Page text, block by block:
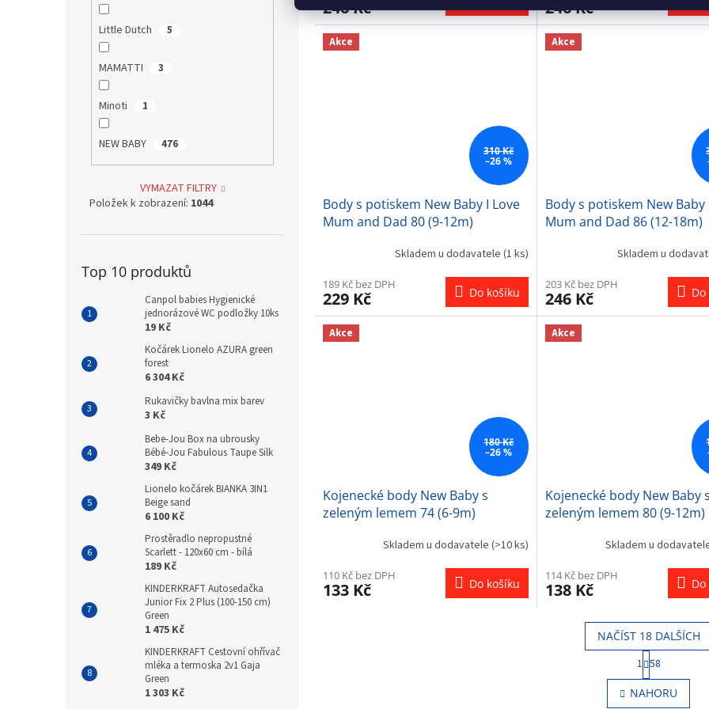
Little Dutch 5
MAMATTI 3
Minoti 1
NEW BABY 476
VYMAZAT FILTRY
Položek k zobrazení: 1044
Top 10 produktů
Canpol babies Hygienické
jednorázové WC podložky 10ks
19 Kč
Kočárek Lionelo AZURA green
forest
6 304 Kč
Rukavičky bavlna mix barev
3 Kč
Bebe-Jou Box na ubrousky
Bébé-Jou Fabulous Taupe Silk
349 Kč
Lionelo kočárek BIANKA 3IN1
Beige sand
6 100 Kč
Prostěradlo nepropustné
Scarlett - 120x60 cm - bílá
189 Kč
KINDERKRAFT Autosedačka
Junior Fix 2 Plus (100-150 cm)
Green
1 475 Kč
KINDERKRAFT Cestovní ohřívač
mléka a termoska 2v1 Gaja
Green
1 303 Kč
246 Kč 246 Kč
Akce
310 Kč
–26 %
Body s potiskem New Baby I Love
Mum and Dad 80 (9-12m)
Skladem u dodavatele (1 ks)
189 Kč bez DPH
229 Kč Do košíku
Akce
Body s potiskem New Baby
Mum and Dad 86 (12-18m)
Skladem u
203 Kč bez DPH
246 Kč
Akce
180 Kč
–26 %
Kojenecké body New Baby s
zeleným lemem 74 (6-9m)
Skladem u dodavatele (>10 ks)
110 Kč bez DPH
133 Kč Do košíku
Akce
Kojenecké body New Baby s
zeleným lemem 80 (9-12m)
Skladem u
114 Kč bez DPH
138 Kč
O
v
l
NAČÍST 18 DALŠÍCH
S
t
r
á
1 58
NAHORU